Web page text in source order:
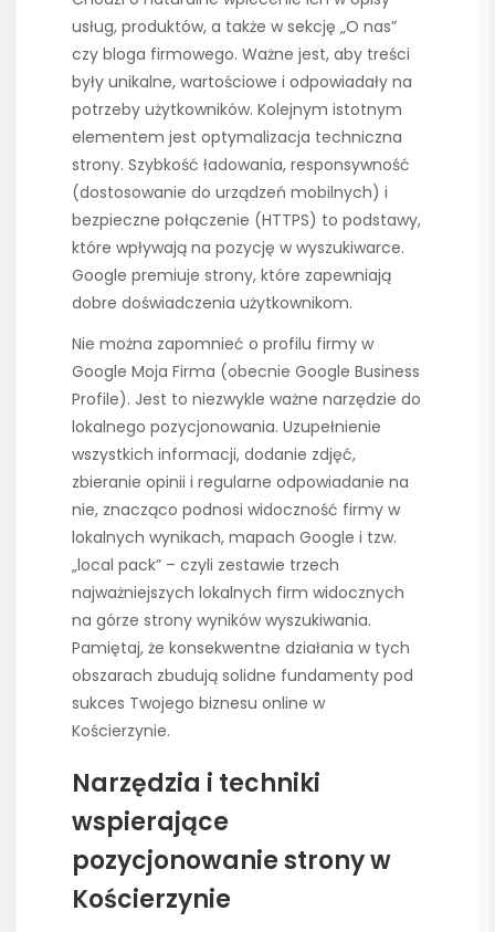
usług, produktów, a także w sekcję „O nas”
czy bloga firmowego. Ważne jest, aby treści
były unikalne, wartościowe i odpowiadały na
potrzeby użytkowników. Kolejnym istotnym
elementem jest optymalizacja techniczna
strony. Szybkość ładowania, responsywność
(dostosowanie do urządzeń mobilnych) i
bezpieczne połączenie (HTTPS) to podstawy,
które wpływają na pozycję w wyszukiwarce.
Google premiuje strony, które zapewniają
dobre doświadczenia użytkownikom.
Nie można zapomnieć o profilu firmy w
Google Moja Firma (obecnie Google Business
Profile). Jest to niezwykle ważne narzędzie do
lokalnego pozycjonowania. Uzupełnienie
wszystkich informacji, dodanie zdjęć,
zbieranie opinii i regularne odpowiadanie na
nie, znacząco podnosi widoczność firmy w
lokalnych wynikach, mapach Google i tzw.
„local pack” – czyli zestawie trzech
najważniejszych lokalnych firm widocznych
na górze strony wyników wyszukiwania.
Pamiętaj, że konsekwentne działania w tych
obszarach zbudują solidne fundamenty pod
sukces Twojego biznesu online w
Kościerzynie.
Narzędzia i techniki
wspierające
pozycjonowanie strony w
Kościerzynie